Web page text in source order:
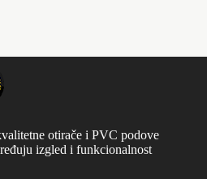
otirače i PVC podove
izgled i funkcionalnost